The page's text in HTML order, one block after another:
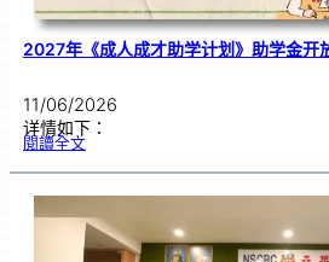
2027年《成人成才助学计划》助学金开
11/06/2026
详情如下：
閱讀全文:2
7
《
成
成
才
助
学
计